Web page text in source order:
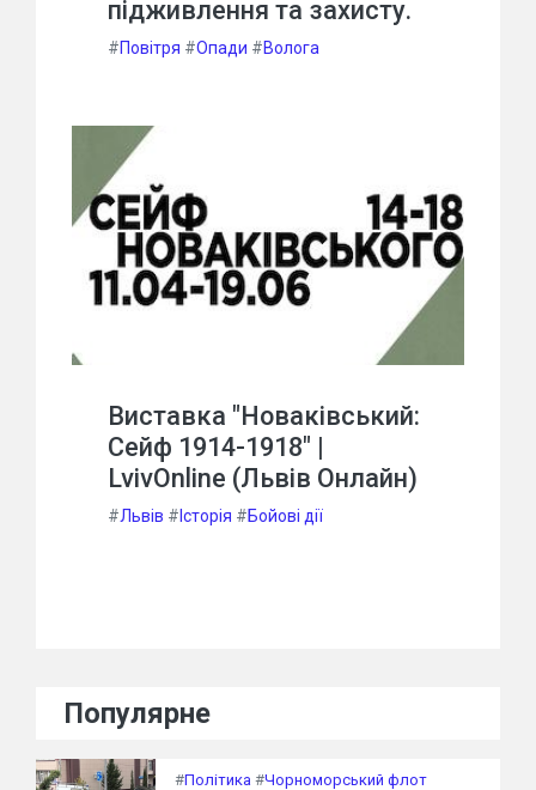
підживлення та захисту.
#Повітря #Опади #Волога
Виставка "Новаківський:
Сейф 1914-1918" |
LvivOnline (Львів Онлайн)
#Львів # Історія #Бойові дії
Популярне
#Політика #Чорноморський флот